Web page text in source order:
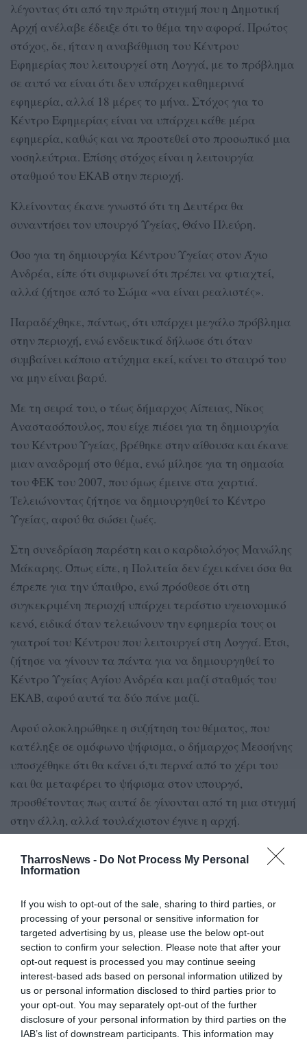
TharrosNews - Do Not Process My Personal
Information
If you wish to opt-out of the sale, sharing to third parties, or
processing of your personal or sensitive information for
targeted advertising by us, please use the below opt-out
section to confirm your selection. Please note that after your
opt-out request is processed you may continue seeing
interest-based ads based on personal information utilized by
us or personal information disclosed to third parties prior to
your opt-out. You may separately opt-out of the further
disclosure of your personal information by third parties on the
IAB’s list of downstream participants. This information may
λέγοντας ότι από την πρώτη στιγμή που η Δημοτική
Αρχή ανέλαβε έδειξε ότι το θέμα την αφορά. Πρώτος
στόχος, δε, ήταν η αναβάθμιση του Κέντρου
Εφημερίας που λειτουργεί στη Λογγά, με το πρόβλημα
σε αυτό να είναι ότι δεν υπάρχει καθημερινά
εφημερία, αλλά 18 μέρες το μήνα. Στόχος για το
Κέντρο Εφημερίας είναι να υπάρχει κάθε μέρα
εφημερία, καθώς και να προστεθεί στο προσωπικό μια
νοσηλεύτρια. Επίσης στόχος είναι η λειτουργία
σταθμού του ΕΚΑΒ στην περιοχή.
Κλείνοντας έκανε γνωστό ότι τη Δευτέρα θα
συναντήσει τον υπουργό Υγείας, Θάνο Πλεύρη.
Όσο για τη δημιουργία Κέντρου Υγείας στον Άγιο
Ανδρέα, είπε ότι συμφωνεί ότι πρέπει να φτιαχτεί,
αλλά ζήτησε από το Σώμα «να είναι ρεαλιστές».
Παραδέχθηκε, πάντως, ότι υπάρχει μεγάλο πρόβλημα
στην περιοχή, ενώ ενδεικτικά δήλωσε ότι όταν
συμβαίνει κάποιο ατύχημα εκεί, κάνει το σταυρό του
να μην είναι βαρύ.
Με τη σειρά του, ο τέως δήμαρχος Αίπειας, Νίκος
Αναστασόπουλος, που είχε πιέσει για τη δημιουργία
του Κέντρου Υγείας, βρέθηκε στην αίθουσα και έκανε
μιαν αναδρομή στο θέμα, ενώ μίλησε για τη σημασία
του ΦΕΚ του 2007, που όμως έμεινε στα χαρτιά.
Τελειώνοντας ζήτησε να δημιουργηθεί το Κέντρο
Υγείας, αφού θα σώσει ζωές.
Στη συνεδρίαση παρέστη και ο καρδιολόγος Μανώλης
Μάκαρης. Όπως είπε, η Πολιτεία δεν έχει κάνει όσα θα
έπρεπε για την ύπαιθρο, ενώ πρόσθεσε ότι στη
συγκεκριμένη περιοχή υπάρχει τεράστιο υγειονομικό
κενό, ειδικά όταν τελειώνουν την εφημερία τους οι
γιατροί του Κέντρου που λειτουργεί στη Λογγά. Έτσι,
ζήτησε να γίνουν τα πάντα για να δημιουργηθεί το
Κέντρο Υγείας Αγίου Ανδρέα και μαζί σταθμός του
ΕΚΑΒ, αφού αυτά τα δύο πάνε μαζί.
Αφού ολοκληρώθηκε η συζήτηση του θέματος, που
κατέληξε σε ομόφωνο ψήφισμα, ο δήμαρχος Μεσσήνης
υποσχέθηκε ότι θα κάνει ό,τι περνά από το χέρι του
και θα μεταφέρει το ψήφισμα στον υπουργό,
προσθέτοντας πως αυτά δε γίνονται από τη μια στιγμή
στην άλλη, αλλά τουλάχιστον έγινε η αρχή.
Του Παναγιώτη Μπαμπαρούτση
TAGS:
ΔΗΜΟΤΙΚΟ ΣΥΜΒΟΥΛΙΟ ΜΕΣΣΗΝΗΣ
ΓΙΩΡΓΟΣ ΑΘΑΝΑΣΟΠΟΥΛΟΣ
ΓΙΑΝΝΗΣ ΛΑΣΚΑΡΗΣ
ΛΟΓΓΑ
ΑΓΙΟΣ ΑΝΔΡΕΑΣ
ΘΑΝΟΣ ΠΛΕΥΡΗΣ
ΚΕΝΤΡΟ ΥΓΕΙΑΣ ΑΓΙΟΥ ΑΝΔΡΕΑ
ΚΕΝΤΡΟ ΕΦΗΜΕΡΕΥΣΗΣ ΛΟΓΓΑΣ
Facebook Twitter